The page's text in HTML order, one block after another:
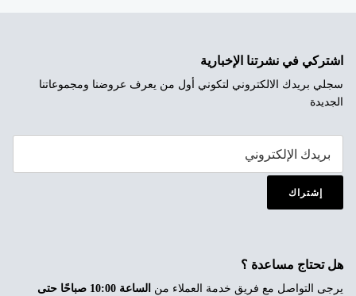
اشتركي في نشرتنا الإخبارية
سجلي بريدك الالكتروني لتكوني أول من يعرف عروضنا ومجموعاتنا
الجديدة
إشتراك
هل تحتاج مساعدة ؟
يرجى التواصل مع فريق خدمة العملاء من
الساعة 10:00 صباحًا حتى